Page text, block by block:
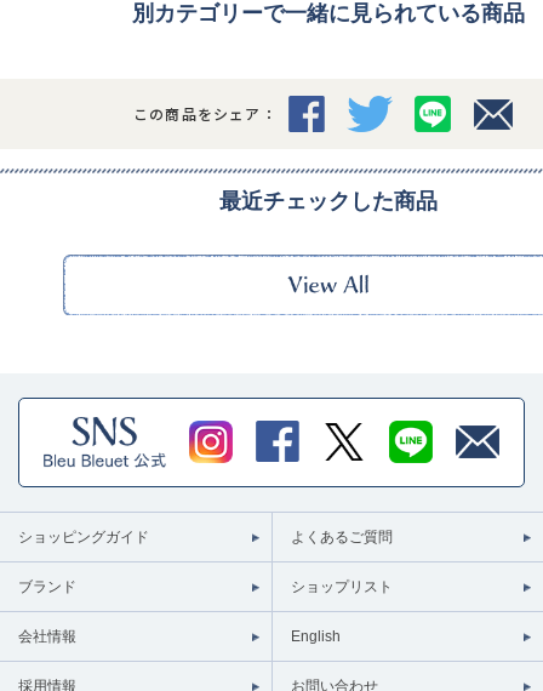
別カテゴリーで一緒に見られている商品
この商品をシェア：
最近チェックした商品
ショッピングガイド よくあるご質問
ブランド ショップリスト
会社情報 English
採用情報 お問い合わせ